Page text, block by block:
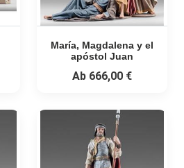
María, Magdalena y el
apóstol Juan
Ab 666,00 €